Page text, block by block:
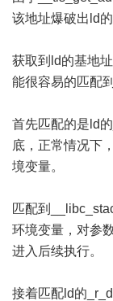
该地址爆破出ld的
获取到ld的基地
能很容易的匹配
首先匹配的是ld
底，正常情况下
境变量。
匹配到
环境变量，对参
进入后续执行。
接着匹配ld的